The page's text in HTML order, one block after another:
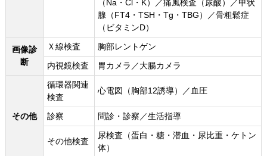
（Na・Cl・K）／痛風検査（尿酸）／甲状
腺（FT4・TSH・Tg・TBG）／骨粗鬆症
（ビタミンD）
画像診
断
Ｘ線検査
胸部レントゲン
内視鏡検査
胃カメラ／大腸カメラ
その他
循環器関連
検査
心電図（胸部12誘導）／血圧
診察 問診・診察／生活指導
その他検査
尿検査（蛋白・糖・潜血・尿比重・ケトン
体）